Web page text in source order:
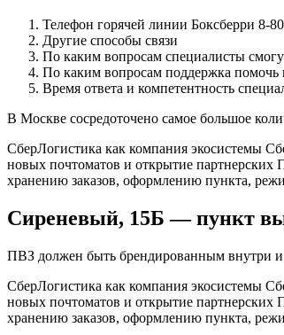
Телефон горячей линии Боксберри 8-
Другие способы связи
По каким вопросам специалисты
По каким вопросам поддержка помочь
Время ответа и компетентность
В Москве сосредоточено самое большое
СберЛогистика как компания экосистемы
новых почтоматов и открытие партнерских
хранению заказов, оформлению пункта,
Сиреневый, 15Б — пункт
ПВЗ должен быть брендированным внутри и
СберЛогистика как компания экосистемы
новых почтоматов и открытие партнерских
хранению заказов, оформлению пункта,